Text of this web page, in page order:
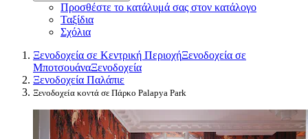
Προσθέστε το κατάλυμά σας στον κατάλογο
Ταξίδια
Σχόλια
Ξενοδοχεία σε Κεντρική ΠεριοχήΞενοδοχεία σε
ΜποτσουάναΞενοδοχεία
Ξενοδοχεία Παλάπιε
Ξενοδοχεία κοντά σε Πάρκο Palapya Park